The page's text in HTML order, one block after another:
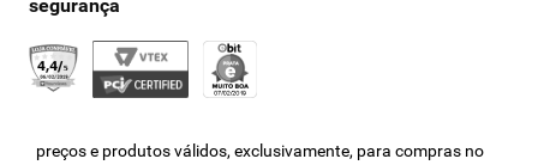
preços e produtos válidos, exclusivamente, para compras no